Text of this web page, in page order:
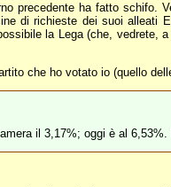
precedente ha fatto schifo.
di richieste dei suoi
la Lega (che, vedrete,
che ho votato io (quello
il 3,17%; oggi è al